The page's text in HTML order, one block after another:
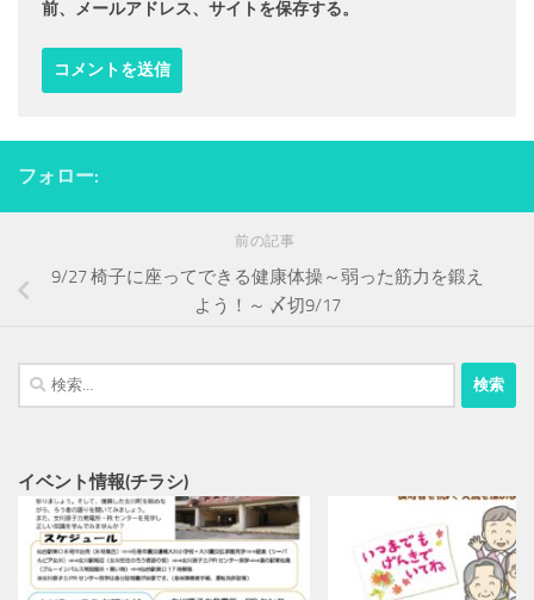
前、メールアドレス、サイトを保存する。
フォロー:
前の記事
9/27 椅子に座ってできる健康体操～弱った筋力を鍛え
よう！～ 〆切9/17
検
索:
イベント情報(チラシ)